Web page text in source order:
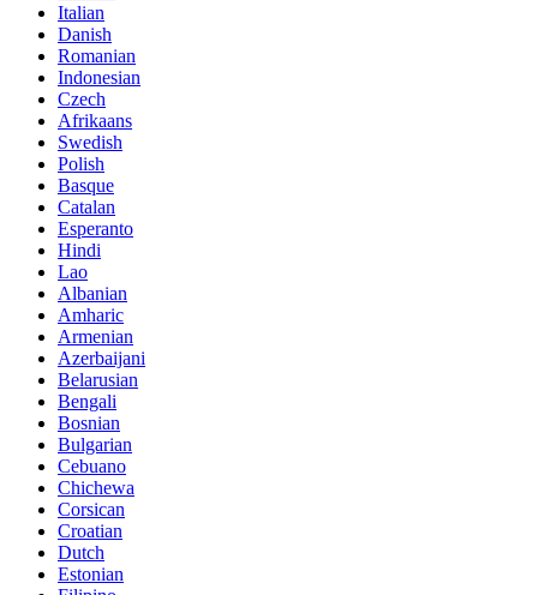
Italian
Danish
Romanian
Indonesian
Czech
Afrikaans
Swedish
Polish
Basque
Catalan
Esperanto
Hindi
Lao
Albanian
Amharic
Armenian
Azerbaijani
Belarusian
Bengali
Bosnian
Bulgarian
Cebuano
Chichewa
Corsican
Croatian
Dutch
Estonian